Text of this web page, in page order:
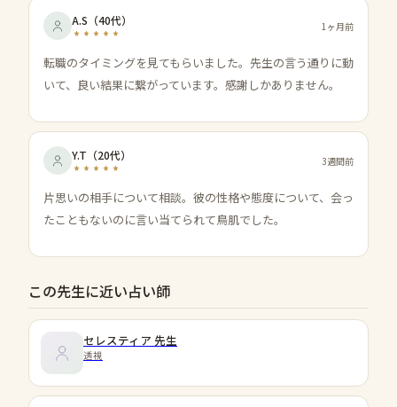
A.S （40代） 1ヶ月前
転職のタイミングを見てもらいました。先生の言う通りに動
いて、良い結果に繋がっています。感謝しかありません。
Y.T （20代） 3週間前
片思いの相手について相談。彼の性格や態度について、会っ
たこともないのに言い当てられて鳥肌でした。
この先生に近い占い師
セレスティア 先生
透視